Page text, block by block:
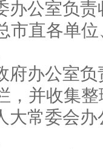
办公室负
市直各单
府办公室
，并收集
大常委会